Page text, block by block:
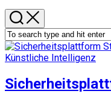
Künstliche Intelligenz